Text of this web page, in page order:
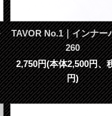
TAVOR No.1｜インナー
260
2,750円(本体2,500円、
円)